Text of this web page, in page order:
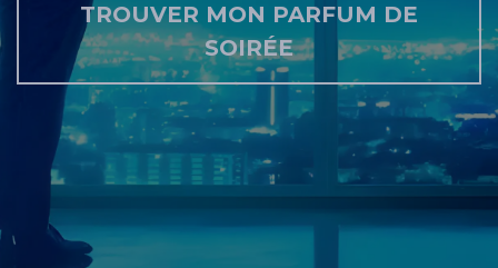
TROUVER MON PARFUM DE
SOIRÉE